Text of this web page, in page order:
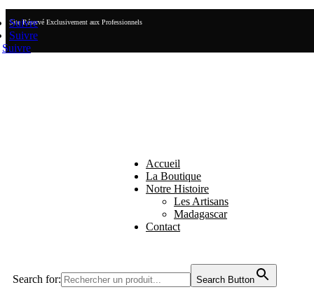
Site Réservé Exclusivement aux Professionnels
Suivre
Suivre
Suivre
Accueil
La Boutique
Notre Histoire
Les Artisans
Madagascar
Contact
Search for: Search Button